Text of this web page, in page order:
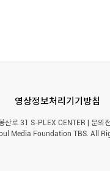
영상정보처리기기방침
산로 31 S-PLEX CENTER | 문
Media Foundation TBS. All